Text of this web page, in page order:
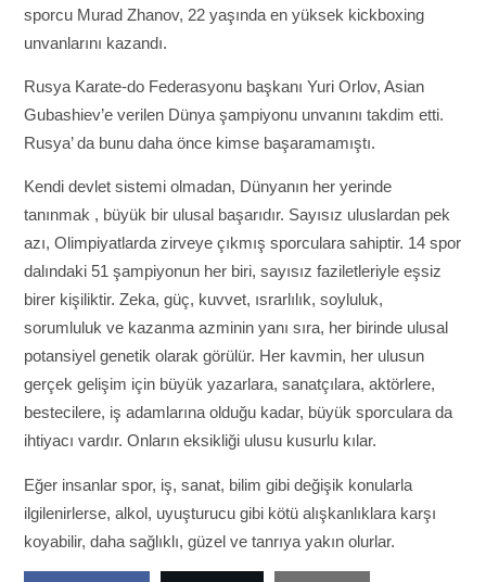
sporcu Murad Zhanov, 22 yaşında en yüksek kickboxing
unvanlarını kazandı.
Rusya Karate-do Federasyonu başkanı Yuri Orlov, Asian
Gubashiev’e verilen Dünya şampiyonu unvanını takdim etti.
Rusya’ da bunu daha önce kimse başaramamıştı.
Kendi devlet sistemi olmadan, Dünyanın her yerinde
tanınmak , büyük bir ulusal başarıdır. Sayısız uluslardan pek
azı, Olimpiyatlarda zirveye çıkmış sporculara sahiptir. 14 spor
dalındaki 51 şampiyonun her biri, sayısız faziletleriyle eşsiz
birer kişiliktir. Zeka, güç, kuvvet, ısrarlılık, soyluluk,
sorumluluk ve kazanma azminin yanı sıra, her birinde ulusal
potansiyel genetik olarak görülür. Her kavmin, her ulusun
gerçek gelişim için büyük yazarlara, sanatçılara, aktörlere,
bestecilere, iş adamlarına olduğu kadar, büyük sporculara da
ihtiyacı vardır. Onların eksikliği ulusu kusurlu kılar.
Eğer insanlar spor, iş, sanat, bilim gibi değişik konularla
ilgilenirlerse, alkol, uyuşturucu gibi kötü alışkanlıklara karşı
koyabilir, daha sağlıklı, güzel ve tanrıya yakın olurlar.